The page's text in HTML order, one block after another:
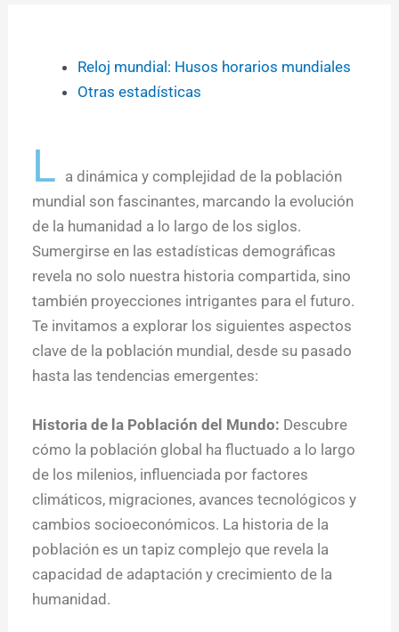
Reloj mundial: Husos horarios mundiales
Otras estadísticas
L a dinámica y complejidad de la población
mundial son fascinantes, marcando la evolución
de la humanidad a lo largo de los siglos.
Sumergirse en las estadísticas demográficas
revela no solo nuestra historia compartida, sino
también proyecciones intrigantes para el futuro.
Te invitamos a explorar los siguientes aspectos
clave de la población mundial, desde su pasado
hasta las tendencias emergentes:
Historia de la Población del Mundo: Descubre
cómo la población global ha fluctuado a lo largo
de los milenios, influenciada por factores
climáticos, migraciones, avances tecnológicos y
cambios socioeconómicos. La historia de la
población es un tapiz complejo que revela la
capacidad de adaptación y crecimiento de la
humanidad.